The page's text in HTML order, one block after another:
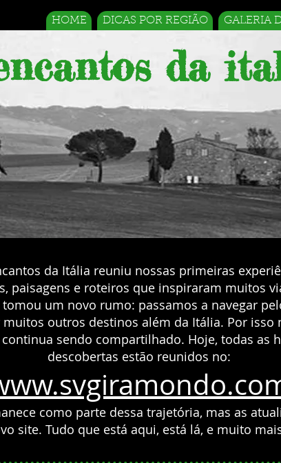
HOME DICAS POR REGIÃO GALERIA
da
da Itália reuniu nossas primeiras
paisagens e roteiros que inspiraram muitos
um novo rumo: passamos a navegar
outros destinos além da Itália. Por isso
sendo compartilhado. Hoje, todas as
descobertas estão reunidos no:
como parte dessa trajetória, mas as
site. Tudo que está aqui, está lá, e muito